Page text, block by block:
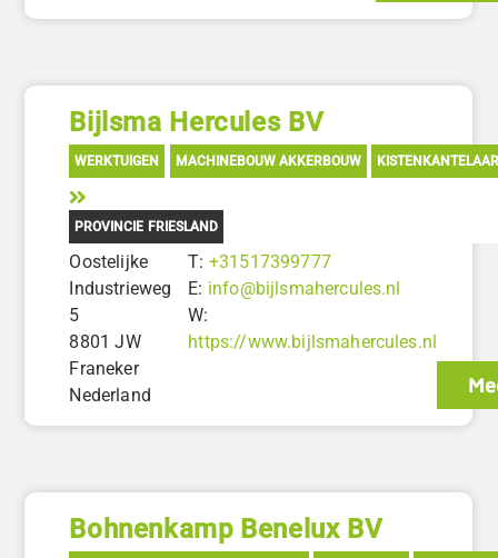
Bijlsma Hercules BV
WERKTUIGEN MACHINEBOUW AKKERBOUW
PROVINCIE FRIESLAND
Oostelijke
Industrieweg
5
8801 JW
Franeker
Nederland
T: +31517399777
E: info@bijlsmahercules.nl
W:
https://www.bijlsmahercules.nl
Bohnenkamp Benelux BV